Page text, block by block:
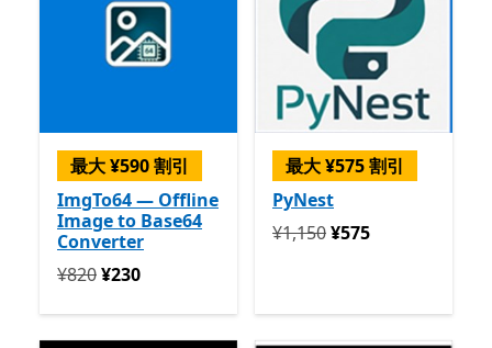
最大 ¥590 割引
ImgTo64 — Offline
Image to Base64
Converter
定価 ¥820 今すぐ ¥230
¥820¥230
最大 ¥575 割引
PyNest
定価 ¥1,150 今すぐ ¥575
¥1,150¥575